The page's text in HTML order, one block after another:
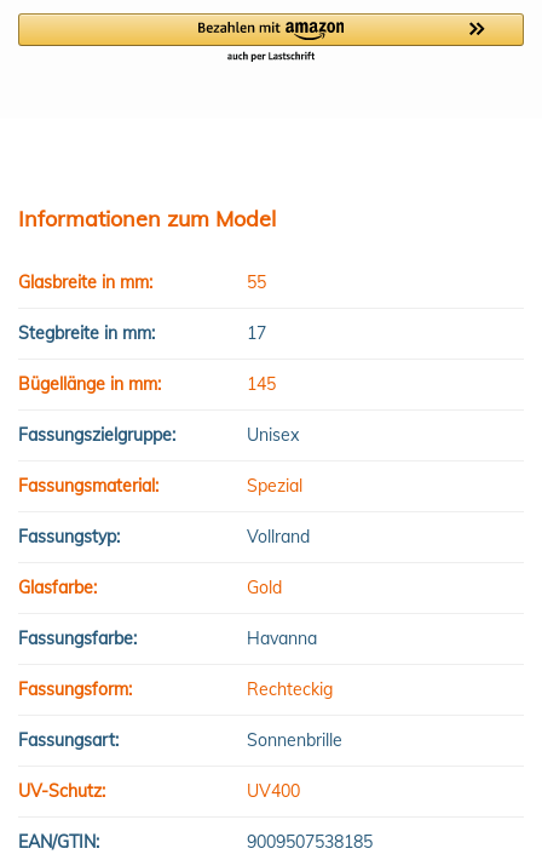
Informationen zum Model
Glasbreite in mm: 55
Stegbreite in mm: 17
Bügellänge in mm: 145
Fassungszielgruppe: Unisex
Fassungsmaterial: Spezial
Fassungstyp: Vollrand
Glasfarbe: Gold
Fassungsfarbe: Havanna
Fassungsform: Rechteckig
Fassungsart: Sonnenbrille
UV-Schutz: UV400
EAN/GTIN: 9009507538185